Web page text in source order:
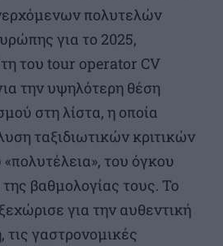
πολυτελών
για το 2025,
του tour operator CV
την υψηλότερη θέση
στη λίστα, η οποία
ταξιδιωτικών κριτικών
του όγκου
βαθμολογίας τους. Το
για την αυθεντική
τις γαστρονομικές